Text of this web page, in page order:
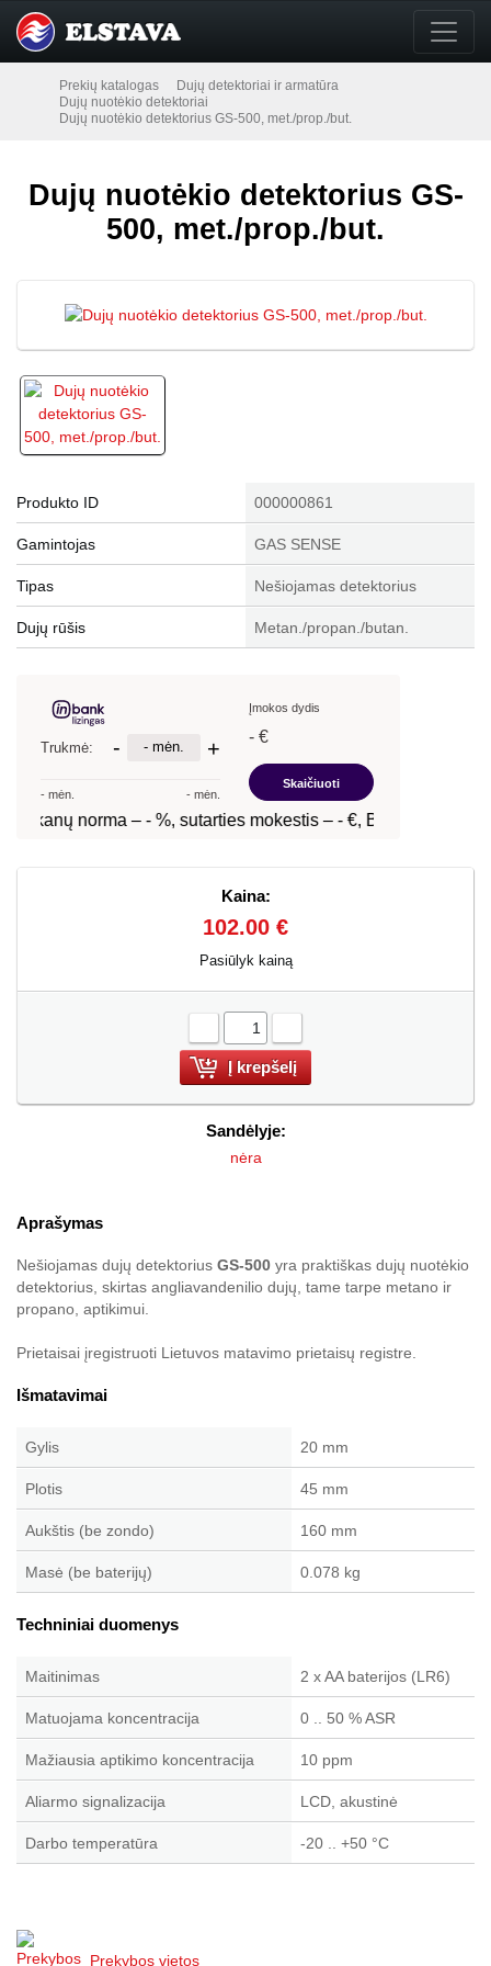
Prekių katalogas
Dujų detektoriai ir armatūra
Dujų nuotėkio detektoriai
Dujų nuotėkio detektorius GS-500, met./prop./but.
Dujų nuotėkio detektorius GS-
500, met./prop./but.
Produkto ID 000000861
Gamintojas GAS SENSE
Tipas Nešiojamas detektorius
Dujų rūšis Metan./propan./butan.
Kaina:
102.00 €
Pasiūlyk kainą
Sandėlyje:
nėra
Aprašymas
Nešiojamas dujų detektorius GS-500 yra praktiškas dujų nuotėkio
detektorius, skirtas angliavandenilio dujų, tame tarpe metano ir
propano, aptikimui.
Prietaisai įregistruoti Lietuvos matavimo prietaisų registre.
Išmatavimai
Gylis 20 mm
Plotis 45 mm
Aukštis (be zondo) 160 mm
Masė (be baterijų) 0.078 kg
Techniniai duomenys
Maitinimas 2 x AA baterijos (LR6)
Matuojama koncentracija 0 .. 50 % ASR
Mažiausia aptikimo koncentracija 10 ppm
Aliarmo signalizacija LCD, akustinė
Darbo temperatūra -20 .. +50 °C
Prekybos vietos